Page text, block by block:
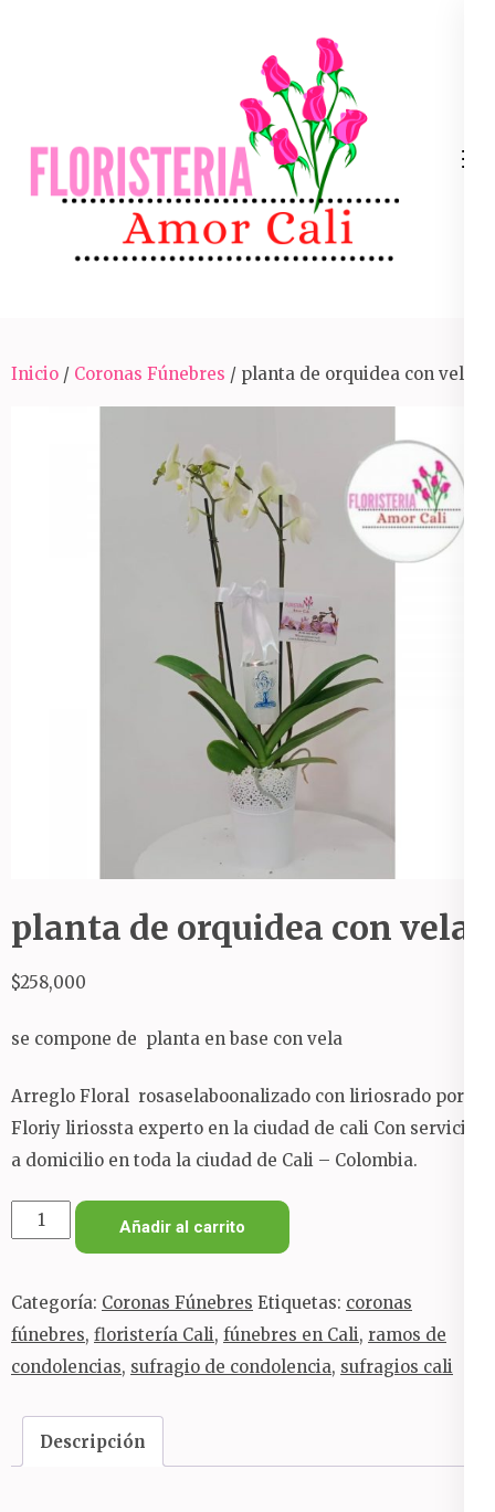
Enter)
Inicio / Coronas Fúnebres / planta de orquidea con vela
planta de orquidea con vela
$258,000
se compone de planta en base con vela
Arreglo Floral rosaselaboonalizado con liriosrado por
Floriy liriossta experto en la ciudad de cali Con servicio
a domicilio en toda la ciudad de Cali – Colombia.
planta
con
vela
cantidad
Añadir al carrito
Categoría: Coronas Fúnebres Etiquetas: coronas
fúnebres, floristería Cali, fúnebres en Cali, ramos de
condolencias, sufragio de condolencia, sufragios cali
Descripción